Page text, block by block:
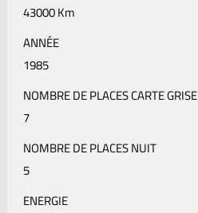
43000 Km
ANNÉE
1985
NOMBRE DE PLACES CARTE GRISE
7
NOMBRE DE PLACES NUIT
5
ENERGIE